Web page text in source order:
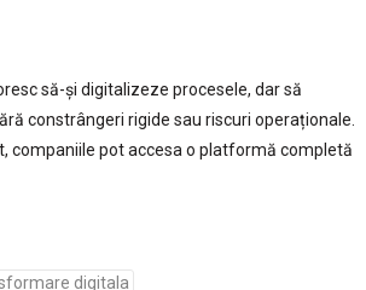
să-și digitalizeze procesele, dar să
constrângeri rigide sau riscuri operaționale.
companiile pot accesa o platformă completă
digitala